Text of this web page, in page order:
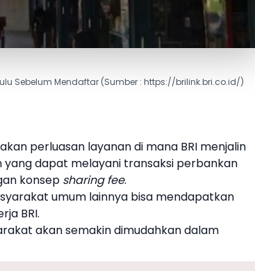
Sebelum Mendaftar (Sumber : https://brilink.bri.co.id/)
perluasan layanan di mana BRI menjalin
yang dapat melayani transaksi perbankan
konsep sharing fee.
umum lainnya bisa mendapatkan
BRI.
akan semakin dimudahkan dalam